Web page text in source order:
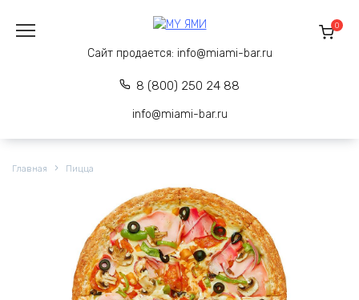
содержанию
Сайт продается: info@miami-bar.ru
8 (800) 250 24 88
info@miami-bar.ru
0
Главная Пицца